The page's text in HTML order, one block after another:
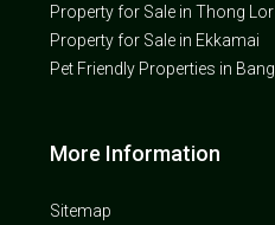
Property for Sale in Thong Lor
Property for Sale in Ekkamai
Pet Friendly Properties in
More Information
Sitemap